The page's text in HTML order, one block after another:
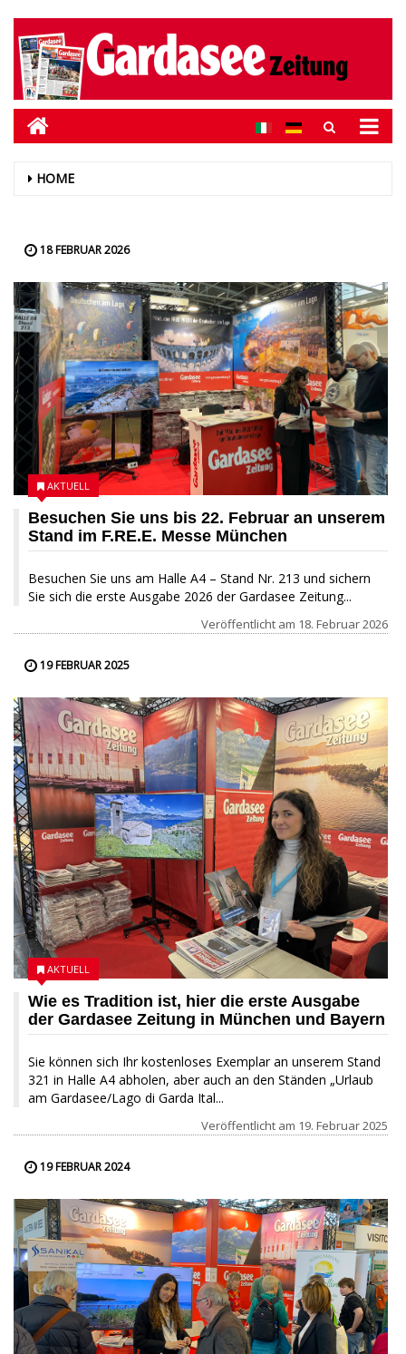
HOME
18 FEBRUAR 2026
Besuchen Sie uns bis 22. Februar an unserem
Stand im F.RE.E. Messe München
Besuchen Sie uns am Halle A4 – Stand Nr. 213 und sichern
Sie sich die erste Ausgabe 2026 der Gardasee Zeitung...
AKTUELL
Veröffentlicht am 18. Februar 2026
19 FEBRUAR 2025
Wie es Tradition ist, hier die erste Ausgabe
der Gardasee Zeitung in München und Bayern
Sie können sich Ihr kostenloses Exemplar an unserem Stand
321 in Halle A4 abholen, aber auch an den Ständen „Urlaub
am Gardasee/Lago di Garda Ital...
AKTUELL
Veröffentlicht am 19. Februar 2025
19 FEBRUAR 2024